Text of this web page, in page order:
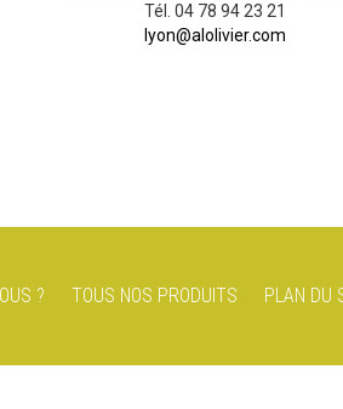
Tél. 04 78 94 23 21
lyon@alolivier.com
? TOUS NOS PRODUITS PLAN DU